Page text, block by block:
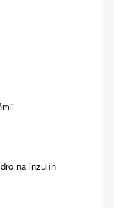
na inzulín